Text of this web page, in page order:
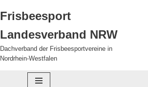
Frisbeesport
Landesverband NRW
Dachverband der Frisbeesportvereine in
Nordrhein-Westfalen